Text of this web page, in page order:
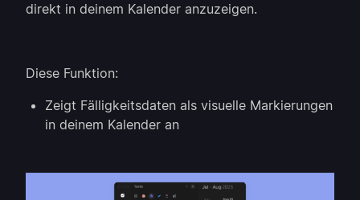
direkt in deinem Kalender anzuzeigen.
Diese Funktion:
Zeigt Fälligkeitsdaten als visuelle Markierungen
in deinem Kalender an